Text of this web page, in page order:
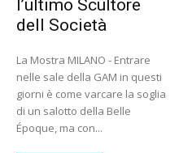
l’ultimo Scultore
dell Società
La Mostra MILANO - Entrare
nelle sale della GAM in questi
giorni è come varcare la soglia
di un salotto della Belle
Époque, ma con...